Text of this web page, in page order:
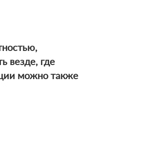
везде, где
можно также